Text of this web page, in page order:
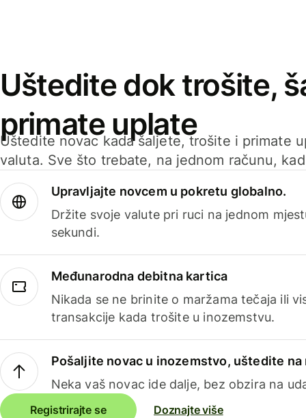
Uštedite dok trošite,
primate uplate
Uštedite novac kada šaljete, trošite i primate
valuta. Sve što trebate, na jednom računu,
Upravljajte novcem u pokretu globalno.
Držite svoje valute pri ruci na jednom
sekundi.
Međunarodna debitna kartica
Nikada se ne brinite o maržama tečaja ili
transakcije kada trošite u inozemstvu.
Pošaljite novac u inozemstvo, uštedite na
Neka vaš novac ide dalje, bez obzira na
Registrirajte se Doznajte više